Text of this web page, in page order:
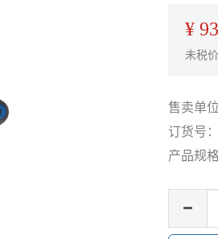
¥
未税
售卖单位
订货号：
产品规格